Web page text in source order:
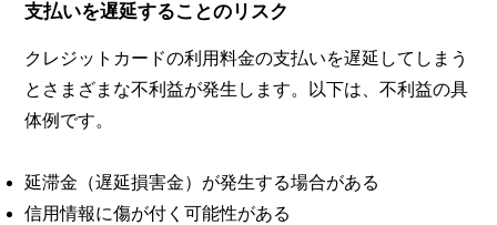
支払いを遅延することのリスク
クレジットカードの利用料金の支払いを遅延してしまう
とさまざまな不利益が発生します。以下は、不利益の具
体例です。
延滞金（遅延損害金）が発生する場合がある
信用情報に傷が付く可能性がある